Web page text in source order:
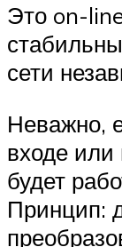
Это on-
сети
Неважно,
входе
будет
Принцип: